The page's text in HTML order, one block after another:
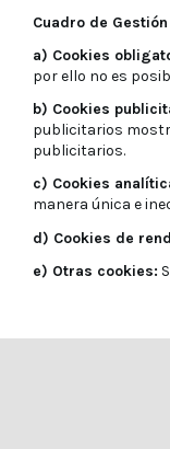
Cuadro de
a) Cookies
por ello no es
b) Cookies
publicitarios
publicitarios.
c) Cookies
manera única e
d) Cookies de
e) Otras cookies: